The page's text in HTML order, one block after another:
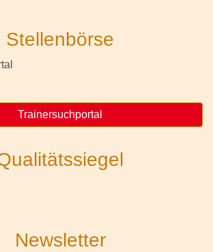
Stellenbörse
Trainersuchportal
Newsletter